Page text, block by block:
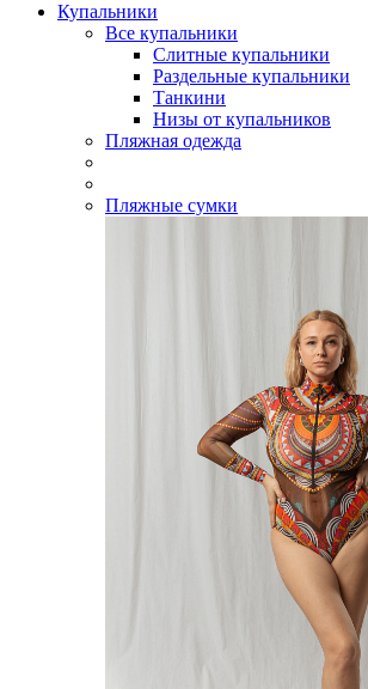
Купальники
Все купальники
Слитные купальники
Раздельные купальники
Танкини
Низы от купальников
Пляжная одежда
Пляжные сумки